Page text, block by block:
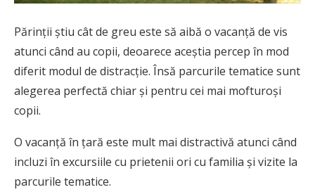
Părinții știu cât de greu este să aibă o vacanță de vis
atunci când au copii, deoarece aceștia percep în mod
diferit modul de distracție. Însă parcurile tematice sunt
alegerea perfectă chiar și pentru cei mai mofturoși
copii.
O vacanță în țară este mult mai distractivă atunci când
incluzi în excursiile cu prietenii ori cu familia și vizite la
parcurile tematice.